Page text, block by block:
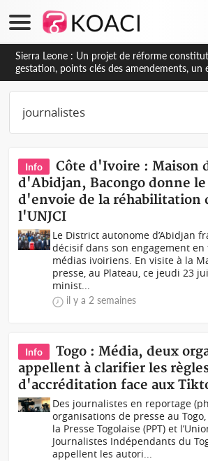
Sierra Leone : Un projet de réforme
gestation, points clés des amendements, un
Info
Côte d'Ivoire : Maison
d'Abidjan, Bacongo donne le
d'envoie de la réhabilitation
l'UNJCI
Le District autonome d’Abidjan
décisif dans son engagement en
médias ivoiriens. En visite à la
presse, au Plateau, ce jeudi 23
minist...
il y a 2 semaines
Info
Togo : Média, deux
appellent à clarifier les
d'accréditation face aux
Des journalistes en reportage
organisations de presse au
la Presse Togolaise (PPT) et
Journalistes Indépendants du
appellent les autori...